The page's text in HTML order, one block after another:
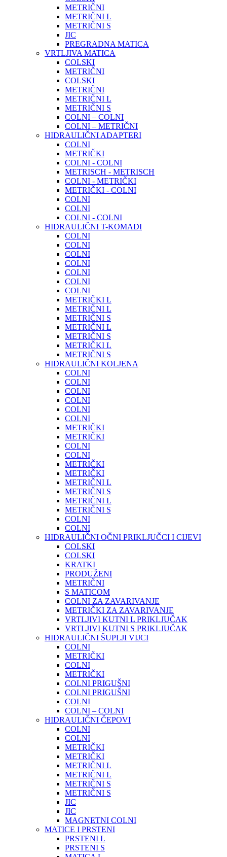
METRIČNI
METRIČNI L
METRIČNI S
JIC
PREGRADNA MATICA
VRTLJIVA MATICA
COLSKI
METRIČNI
COLSKI
METRIČNI
METRIČNI L
METRIČNI S
COLNI – COLNI
COLNI – METRIČNI
HIDRAULIČNI ADAPTERI
COLNI
METRIČKI
COLNI - COLNI
METRISCH - METRISCH
COLNI - METRIČKI
METRIČKI - COLNI
COLNI
COLNI
COLNI - COLNI
HIDRAULIČNI T-KOMADI
COLNI
COLNI
COLNI
COLNI
COLNI
COLNI
COLNI
METRIČKI L
METRIČNI L
METRIČNI S
METRIČNI L
METRIČNI S
METRIČKI L
METRIČNI S
HIDRAULIČNI KOLJENA
COLNI
COLNI
COLNI
COLNI
COLNI
COLNI
METRIČKI
METRIČKI
COLNI
COLNI
METRIČKI
METRIČKI
METRIČNI L
METRIČNI S
METRIČNI L
METRIČNI S
COLNI
COLNI
HIDRAULIČNI OČNI PRIKLJUČCI I CIJEVI
COLSKI
COLSKI
KRATKI
PRODUŽENI
METRIČNI
S MATICOM
COLNI ZA ZAVARIVANJE
METRIČKI ZA ZAVARIVANJE
VRTLJIVI KUTNI L PRIKLJUČAK
VRTLJIVI KUTNI S PRIKLJUČAK
HIDRAULIČNI ŠUPLJI VIJCI
COLNI
METRIČKI
COLNI
METRIČKI
COLNI PRIGUŠNI
COLNI PRIGUŠNI
COLNI
COLNI – COLNI
HIDRAULIČNI ČEPOVI
COLNI
COLNI
METRIČKI
METRIČKI
METRIČNI L
METRIČNI L
METRIČNI S
METRIČNI S
JIC
JIC
MAGNETNI COLNI
MATICE I PRSTENI
PRSTENI L
PRSTENI S